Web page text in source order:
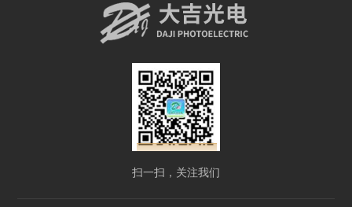
扫一扫，关注我们